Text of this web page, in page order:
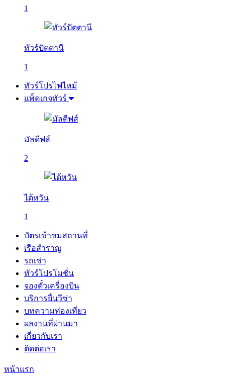
1
ทัวร์ปัตตานี
1
ทัวร์โปรไฟไหม้
แพ็คเกจทัวร์
มัลดีฟส์
2
ไต้หวัน
1
บัตรเข้าชมสถานที่
เรือสำราญ
รถเช่า
ทัวร์โปรโมชั่น
จองตั๋วเครื่องบิน
บริการยื่นวีซ่า
บทความท่องเที่ยว
ผลงานที่ผ่านมา
เกี่ยวกับเรา
ติดต่อเรา
หน้าแรก